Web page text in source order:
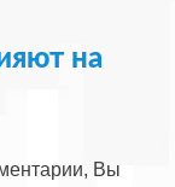
на
Вы